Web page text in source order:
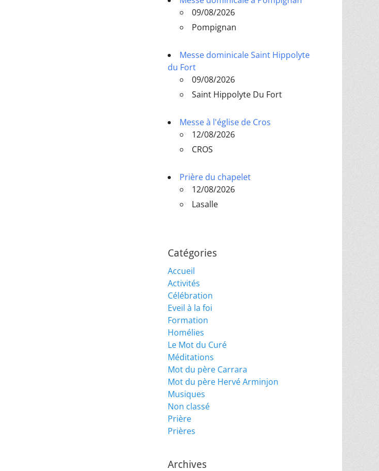
09/08/2026
Pompignan
Messe dominicale Saint Hippolyte
du Fort
09/08/2026
Saint Hippolyte Du Fort
Messe à l'église de Cros
12/08/2026
CROS
Prière du chapelet
12/08/2026
Lasalle
Catégories
Accueil
Activités
Célébration
Eveil à la foi
Formation
Homélies
Le Mot du Curé
Méditations
Mot du père Carrara
Mot du père Hervé Arminjon
Musiques
Non classé
Prière
Prières
Archives